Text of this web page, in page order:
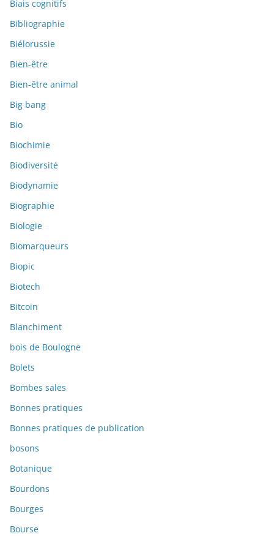
Biais cognitifs
Bibliographie
Biélorussie
Bien-être
Bien-être animal
Big bang
Bio
Biochimie
Biodiversité
Biodynamie
Biographie
Biologie
Biomarqueurs
Biopic
Biotech
Bitcoin
Blanchiment
bois de Boulogne
Bolets
Bombes sales
Bonnes pratiques
Bonnes pratiques de publication
bosons
Botanique
Bourdons
Bourges
Bourse